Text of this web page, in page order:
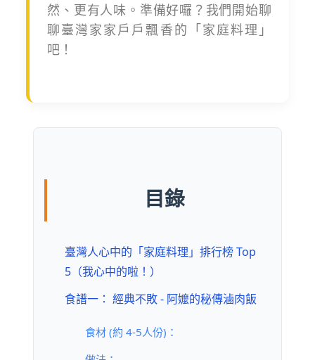
然、更有人味。準備好囉？我們開始聊
聊臺灣家家戶戶飄香的「家庭料理」
吧！
目錄
臺灣人心中的「家庭料理」排行榜 Top
5（我心中的啦！）
食譜一： 經典不敗 - 阿嬤的秘傳滷肉飯
食材 (約 4-5人份)：